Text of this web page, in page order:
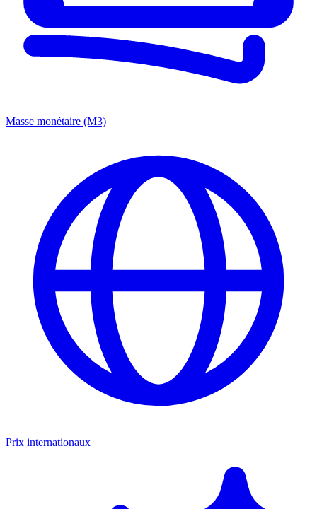
Masse monétaire (M3)
Prix internationaux